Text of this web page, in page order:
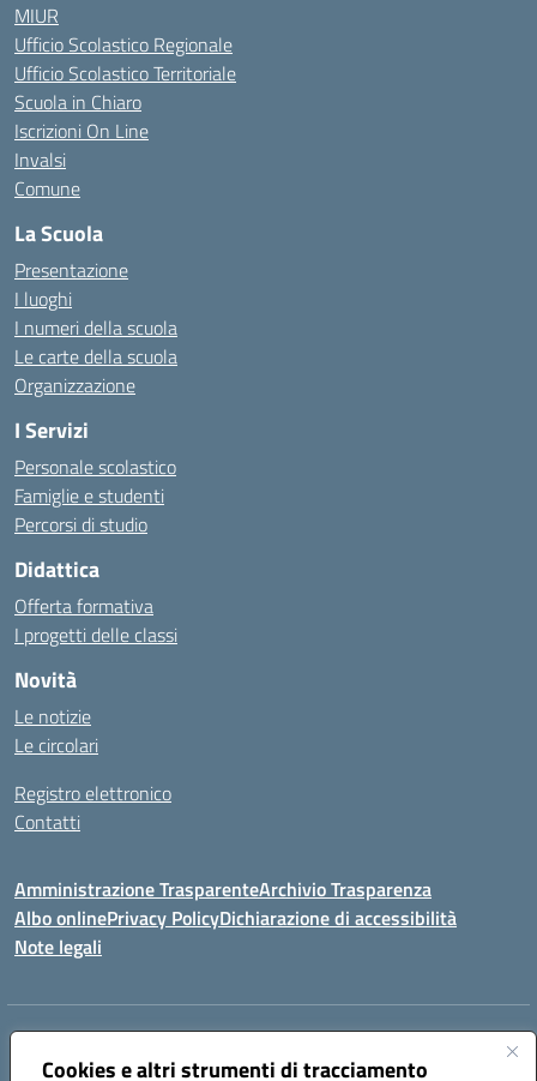
Cookies e altri strumenti di tracciamento
MIUR
Ufficio Scolastico Regionale
Ufficio Scolastico Territoriale
Scuola in Chiaro
Iscrizioni On Line
Invalsi
Comune
La Scuola
Presentazione
I luoghi
I numeri della scuola
Le carte della scuola
Organizzazione
I Servizi
Personale scolastico
Famiglie e studenti
Percorsi di studio
Didattica
Offerta formativa
I progetti delle classi
Novità
Le notizie
Le circolari
Registro elettronico
Contatti
Amministrazione TrasparenteArchivio Trasparenza
Albo onlinePrivacy PolicyDichiarazione di accessibilità
Note legali
Indirizzo:
Centralino:096721161 Email:czic869004@istruzione.it